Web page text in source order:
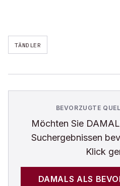
TÄNDLER
BEVORZUGTE
Möchten Sie
Suchergebnissen
Klick
DAMALS ALS